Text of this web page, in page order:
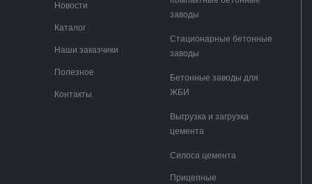
Новости
Каталог
Наши заказчики
Полезное
Контакты
заводы
Стационарные бетонные
заводы
Бетонные заводы для
ЖБИ
Выгрузка и загрузка
цемента
Силоса цемента
Прицепные